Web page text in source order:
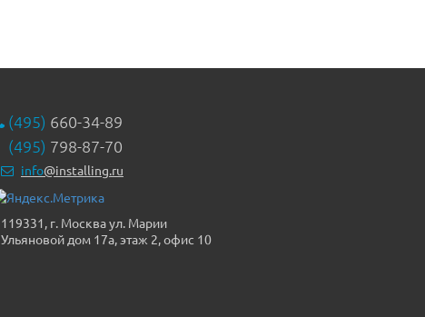
(495) 660-34-89
(495) 798-87-70
info@installing.ru
119331, г. Москва ул. Марии
Ульяновой дом 17а, этаж 2, офис 10